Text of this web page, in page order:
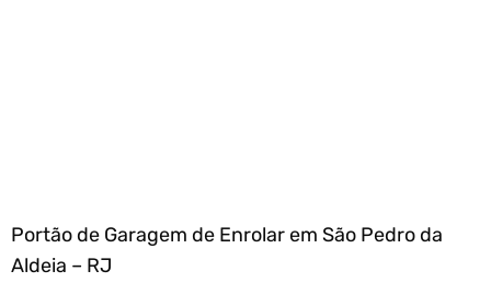
Portão de Garagem de Enrolar em São Pedro da
Aldeia – RJ